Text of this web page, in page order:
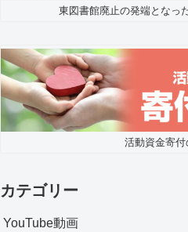
東図書館廃止の発端となっ
活動資金寄
カテゴリー
YouTube動画